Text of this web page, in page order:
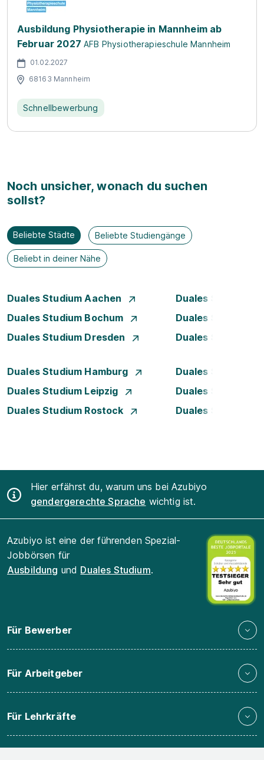
Ausbildung Physiotherapie in Mannheim ab
Februar 2027 AFB Physiotherapieschule Mannheim
01.02.2027
68163 Mannheim
Schnellbewerbung
Noch unsicher, wonach du suchen
sollst?
Beliebte Städte Beliebte Studiengänge
Beliebt in deiner Nähe
Duales Studium Aachen
Duales Studium
Duales Studium Bochum
Duales Studium
Duales Studium Dresden
Duales Studium
Duales Studium Hamburg
Duales Studium
Duales Studium Leipzig
Duales Studium
Duales Studium Rostock
Duales Studium
Hier erfährst du, warum uns bei Azubiyo
gendergerechte Sprache wichtig ist.
Azubiyo ist eine der führenden Spezial-
Jobbörsen für
Ausbildung und Duales Studium.
Für Bewerber
Für Arbeitgeber
Für Lehrkräfte